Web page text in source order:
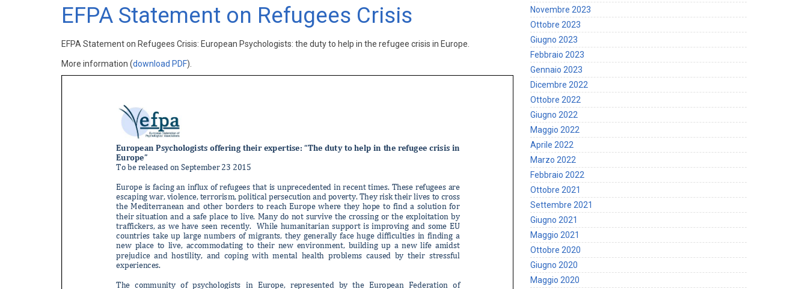
EFPA Statement on Refugees Crisis
EFPA Statement on Refugees Crisis: European Psychologists: the duty to help in the refugee crisis in Europe.
More information (download PDF).
Novembre 2023
Ottobre 2023
Giugno 2023
Febbraio 2023
Gennaio 2023
Dicembre 2022
Ottobre 2022
Giugno 2022
Maggio 2022
Aprile 2022
Marzo 2022
Febbraio 2022
Ottobre 2021
Settembre 2021
Giugno 2021
Maggio 2021
Ottobre 2020
Giugno 2020
Maggio 2020